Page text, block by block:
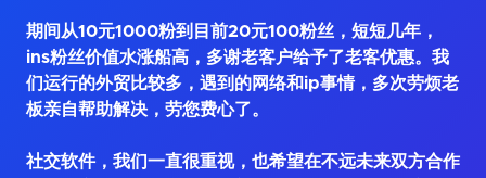
期间从10元1000粉到目前20元100粉丝，短短几年，
ins粉丝价值水涨船高，多谢老客户给予了老客优惠。我
们运行的外贸比较多，遇到的网络和ip事情，多次劳烦老
板亲自帮助解决，劳您费心了。
社交软件，我们一直很重视，也希望在不远未来双方合作